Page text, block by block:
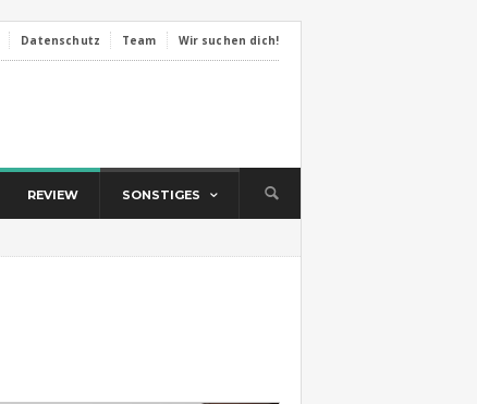
Datenschutz Team Wir suchen dich!
REVIEW SONSTIGES